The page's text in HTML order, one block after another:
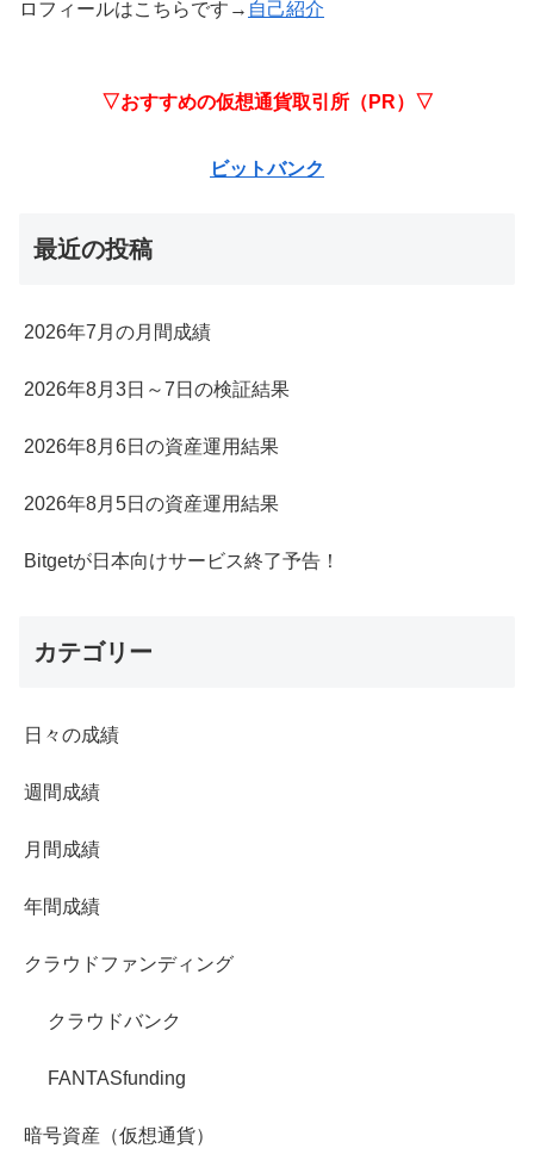
ロフィールはこちらです→ 自己紹介
▽おすすめの仮想通貨取引所（PR）▽
ビットバンク
最近の投稿
2026年7月の月間成績
2026年8月3日～7日の検証結果
2026年8月6日の資産運用結果
2026年8月5日の資産運用結果
Bitgetが日本向けサービス終了予告！
カテゴリー
日々の成績
週間成績
月間成績
年間成績
クラウドファンディング
クラウドバンク
FANTASfunding
暗号資産（仮想通貨）